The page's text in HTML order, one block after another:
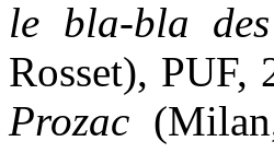
le bla-bla
Rosset), PUF,
Prozac